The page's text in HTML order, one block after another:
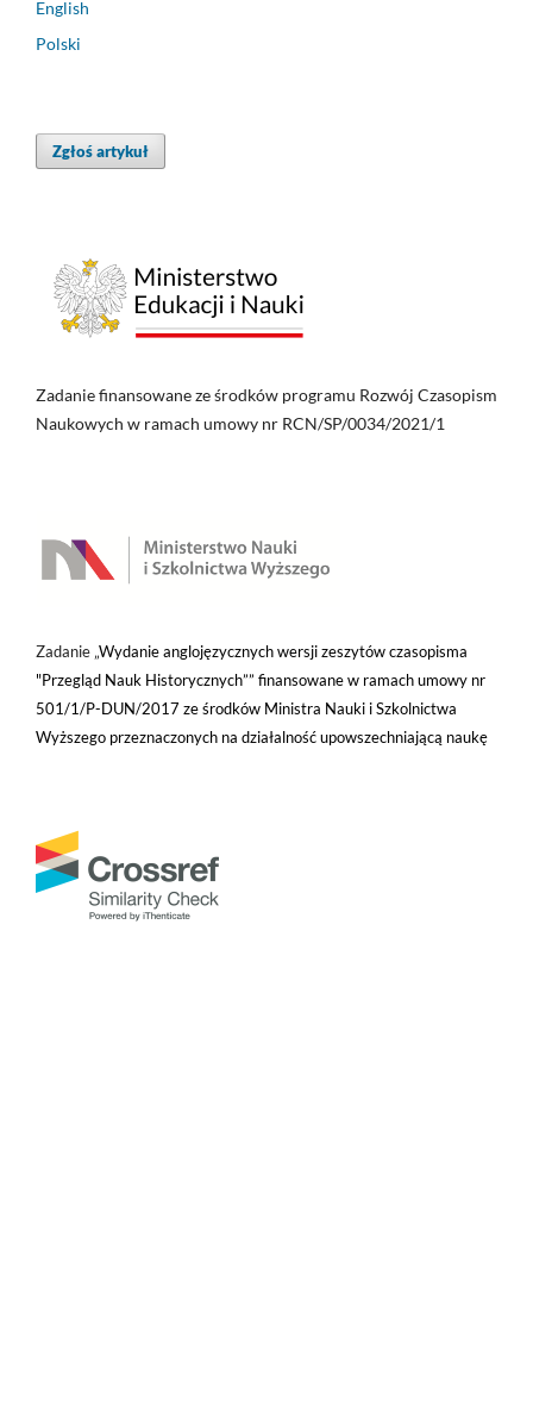
English
Polski
Zgłoś artykuł
Zadanie finansowane ze środków programu Rozwój Czasopism
Naukowych w ramach umowy nr RCN/SP/0034/2021/1
Zadanie „Wydanie anglojęzycznych wersji zeszytów czasopisma
"Przegląd Nauk Historycznych”” finansowane w ramach umowy nr
501/1/P-DUN/2017 ze środków Ministra Nauki i Szkolnictwa
Wyższego przeznaczonych na działalność upowszechniającą naukę